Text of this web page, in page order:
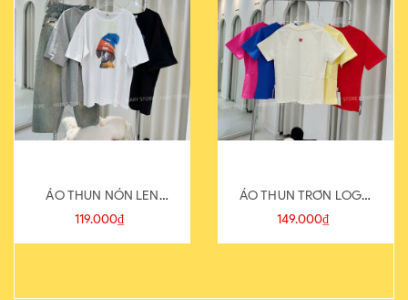
ÁO THUN NÓN LEN
821-1
119.000₫
ÁO THUN TRƠN LOGO
SAU
149.000₫